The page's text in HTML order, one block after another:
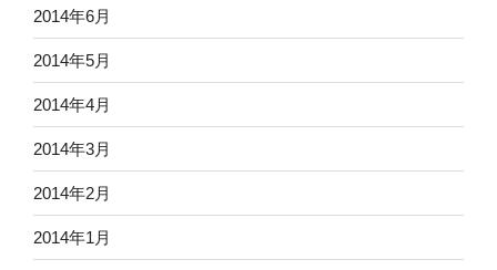
2014年6月
2014年5月
2014年4月
2014年3月
2014年2月
2014年1月